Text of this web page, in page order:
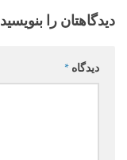
دیدگاهتان را بنویسید
دیدگاه *